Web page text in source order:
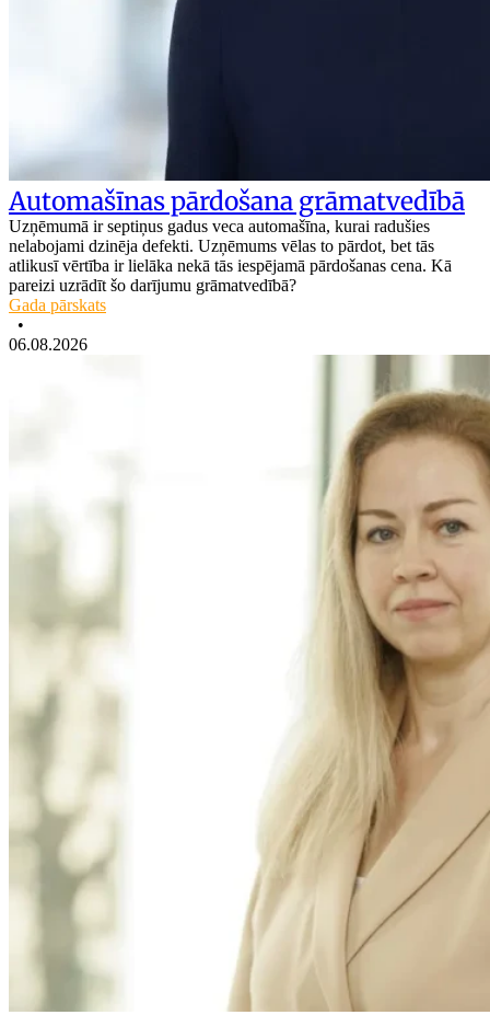
Automašīnas pārdošana grāmatvedībā
Uzņēmumā ir septiņus gadus veca automašīna, kurai radušies
nelabojami dzinēja defekti. Uzņēmums vēlas to pārdot, bet tās
atlikusī vērtība ir lielāka nekā tās iespējamā pārdošanas cena. Kā
pareizi uzrādīt šo darījumu grāmatvedībā?
Gada pārskats
•
06.08.2026